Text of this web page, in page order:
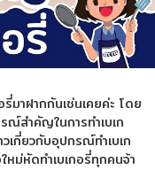
มาฝากกันเช่นเคยค่ะ โดย
ณ์สำคัญในการทำเบเก
เกี่ยวกับอุปกรณ์ทำเบเก
หม่หัดทำเบเกอรี่ทุกคนจ้า